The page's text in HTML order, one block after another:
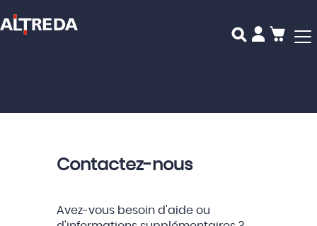
Mon
Contactez-nous
Avez-vous besoin d'aide ou